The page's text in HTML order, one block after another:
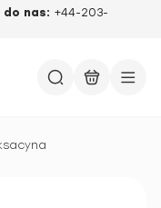
do nas: +44-203-